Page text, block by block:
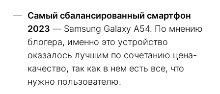
Самый сбалансированный смартфон
2023 — Samsung Galaxy A54. По мнению
блогера, именно это устройство
оказалось лучшим по сочетанию цена-
качество, так как в нем есть все, что
нужно пользователю.